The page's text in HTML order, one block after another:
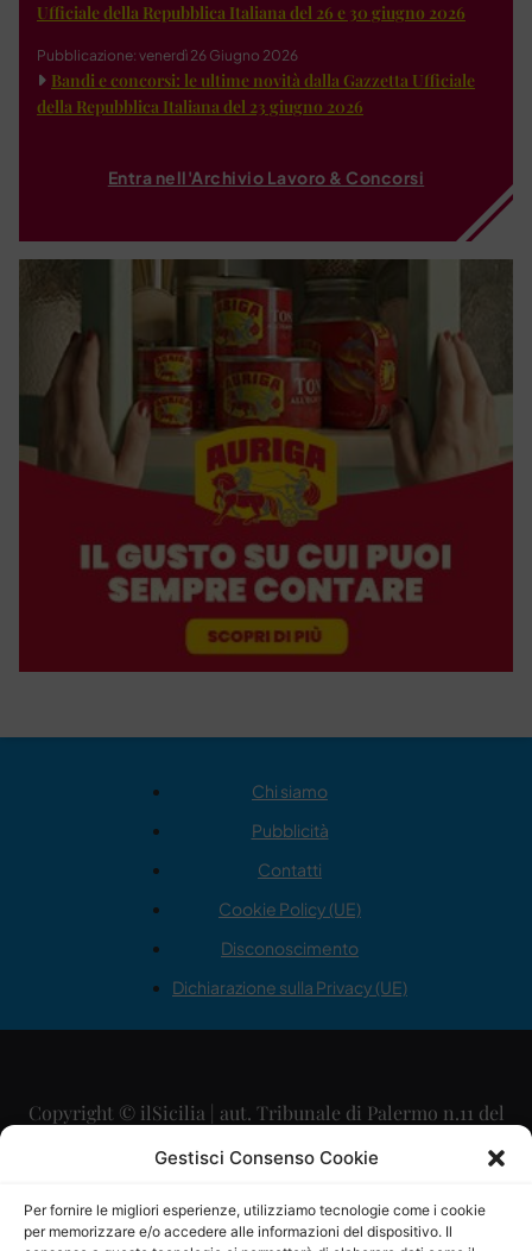
Gestisci Consenso Cookie
Per fornire le migliori esperienze, utilizziamo tecnologie come i cookie
per memorizzare e/o accedere alle informazioni del dispositivo. Il
Ufficiale della Repubblica Italiana del 26 e 30 giugno 2026
Pubblicazione: venerdì 26 Giugno 2026
Bandi e concorsi: le ultime novità dalla Gazzetta Ufficiale
della Repubblica Italiana del 23 giugno 2026
Entra nell'Archivio Lavoro & Concorsi
Chi siamo
Pubblicità
Contatti
Cookie Policy (UE)
Disconoscimento
Dichiarazione sulla Privacy (UE)
Copyright © ilSicilia | aut. Tribunale di Palermo n.11 del
29/09/2015